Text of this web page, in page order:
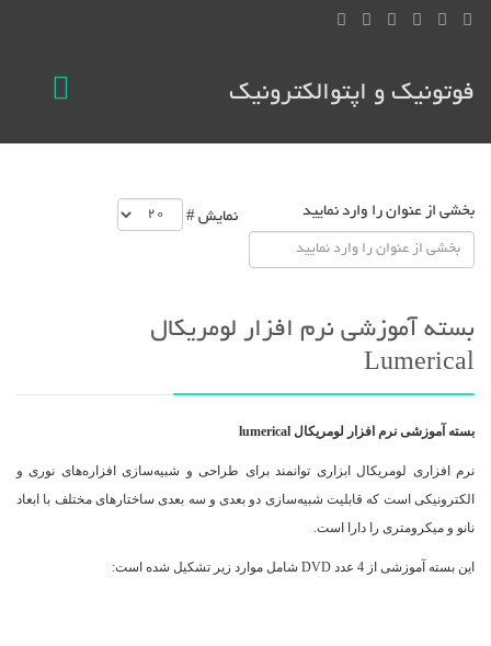
فوتونیک و اپتوالکترونیک
بخشی از عنوان را وارد نمایید نمایش #
بسته آموزشی نرم افزار لومریکال
Lumerical
بسته آموزشی نرم افزار لومریکال lumerical
نرم افزاری لومریکال ابزاری توانمند برای طراحی و شبیه‌سازی افزاره‌های نوری و
الکترونیکی است که قابلیت شبیه‌سازی دو بعدی و سه بعدی ساختارهای مختلف با ابعاد
نانو و میکرومتری را دارا است.
این بسته آموزشی از 4 عدد DVD شامل موارد زیر تشکیل شده است: